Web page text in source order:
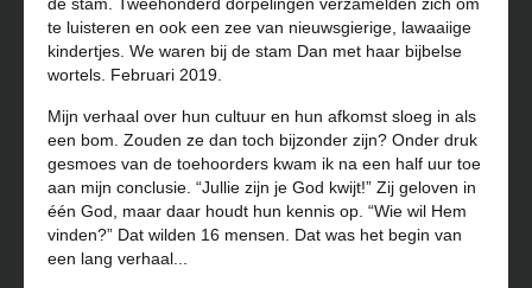
te luisteren en ook een zee van nieuwsgierige, lawaaiige
kindertjes. We waren bij de stam Dan met haar bijbelse
wortels. Februari 2019.
Mijn verhaal over hun cultuur en hun afkomst sloeg in als
een bom. Zouden ze dan toch bijzonder zijn? Onder druk
gesmoes van de toehoorders kwam ik na een half uur toe
aan mijn conclusie. “Jullie zijn je God kwijt!” Zij geloven in
één God, maar daar houdt hun kennis op. “Wie wil Hem
vinden?” Dat wilden 16 mensen. Dat was het begin van
een lang verhaal...